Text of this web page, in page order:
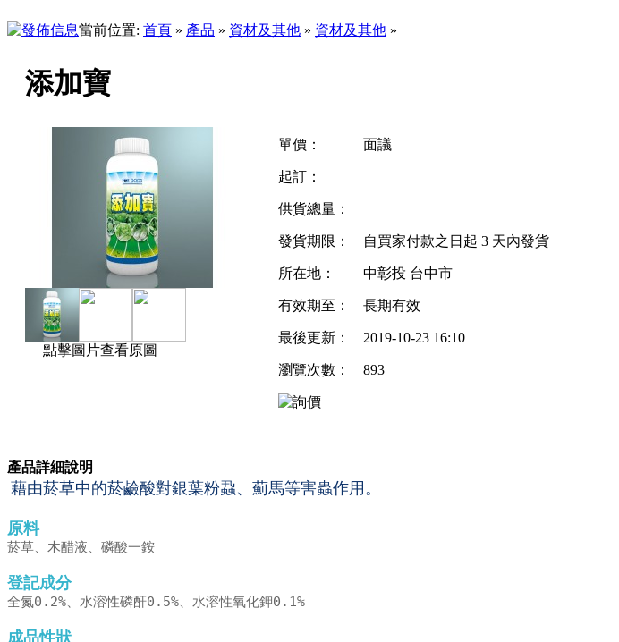
當前位置: 首頁 » 產品 » 資材及其他 » 資材及其他 »
添加寶
點擊圖片查看原圖
單價： 面議
起訂：
供貨總量：
發貨期限： 自買家付款之日起 3 天內發貨
所在地： 中彰投 台中市
有效期至： 長期有效
最後更新： 2019-10-23 16:10
瀏覽次數： 893
產品詳細說明
藉由菸草中的菸鹼酸對銀葉粉蝨、薊馬等害蟲作用。
原料
菸草、木醋液、磷酸一銨
登記成分
全氮0.2%、水溶性磷酐0.5%、水溶性氧化鉀0.1%
成品性狀